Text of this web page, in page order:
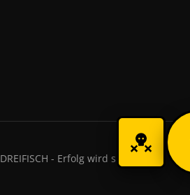
- Erfolg wird sichtbar.